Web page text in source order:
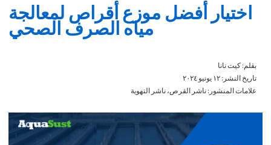
اختيار أفضل موزع أقراص لمعالجة
مياه الصرف الصحي
بقلم: كيت نانا
تاريخ النشر: ١٢ يونيو ٢٠٢٤
علامات المنشور: ناشر القرص، ناشر التهوية